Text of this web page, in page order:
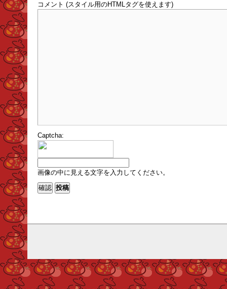
コメント (スタイル用のHTMLタグを使えます)
Captcha:
画像の中に見える文字を入力してください。